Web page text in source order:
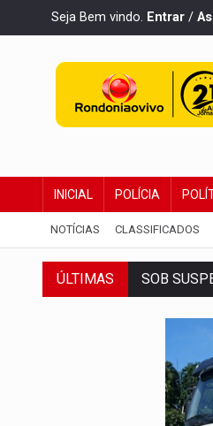
Seja Bem vindo. Entrar /
INICIAL POLÍCIA
NOTÍCIAS CLASSIFICADOS
ÚLTIMAS
SOB
ARTIGO:
DO
ROTA